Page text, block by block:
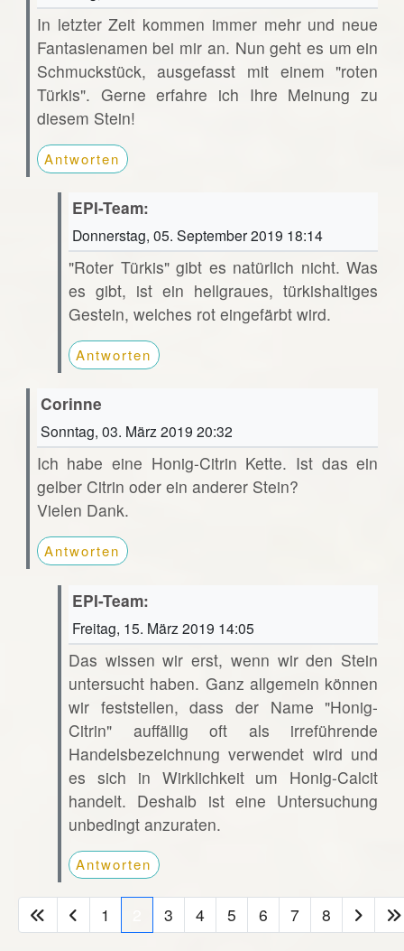
In letzter Zeit kommen immer mehr und neue
Fantasienamen bei mir an. Nun geht es um ein
Schmuckstück, ausgefasst mit einem "roten
Türkis". Gerne erfahre ich Ihre Meinung zu
diesem Stein!
Antworten
EPI-Team:
Donnerstag, 05. September 2019 18:14
"Roter Türkis" gibt es natürlich nicht. Was
es gibt, ist ein hellgraues, türkishaltiges
Gestein, welches rot eingefärbt wird.
Antworten
Corinne
Sonntag, 03. März 2019 20:32
Ich habe eine Honig-Citrin Kette. Ist das ein
gelber Citrin oder ein anderer Stein?
Vielen Dank.
Antworten
EPI-Team:
Freitag, 15. März 2019 14:05
Das wissen wir erst, wenn wir den Stein
untersucht haben. Ganz allgemein können
wir feststellen, dass der Name "Honig-
Citrin" auffällig oft als irreführende
Handelsbezeichnung verwendet wird und
es sich in Wirklichkeit um Honig-Calcit
handelt. Deshalb ist eine Untersuchung
unbedingt anzuraten.
Antworten
1 3 4 5 6 7 8